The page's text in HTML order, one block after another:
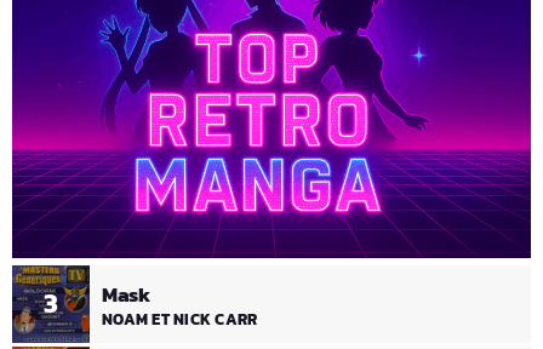
3 Mask
NOAM ET NICK CARR